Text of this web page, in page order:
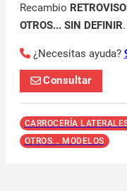
Recambio
OTROS... SIN DEFINIR.
¿Necesitas ayuda?
Consultar
CARROCERÍA
OTROS... MODELOS